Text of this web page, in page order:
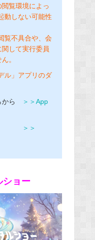
覧環境によっ
動しない可能性
覧不具合や、会
して実行委員
。
ル」アプリのダ
から
＞＞App
＞＞
ョー